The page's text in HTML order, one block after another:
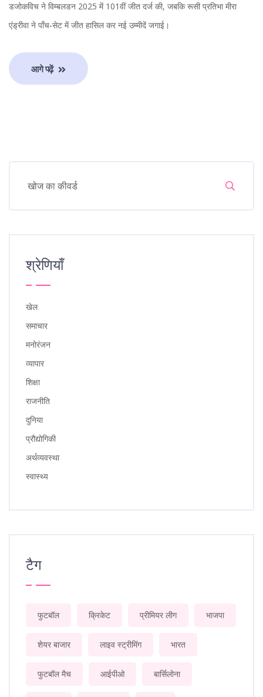
डजोकविच ने विम्बलडन 2025 में 101वीं जीत दर्ज की, जबकि रूसी प्रतिभा मीरा
एंड्रीवा ने पाँच‑सेट में जीत हासिल कर नई उम्मीदें जगाई।
आगे पढ़ें
श्रेणियाँ
खेल
समाचार
मनोरंजन
व्यापार
शिक्षा
राजनीति
दुनिया
प्रौद्योगिकी
अर्थव्यवस्था
स्वास्थ्य
टैग
फुटबॉल क्रिकेट प्रीमियर लीग भाजपा
शेयर बाजार लाइव स्ट्रीमिंग भारत
फुटबॉल मैच आईपीओ बार्सिलोना